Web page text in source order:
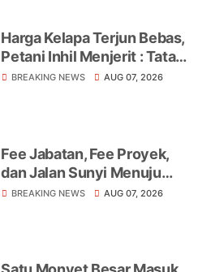
Harga Kelapa Terjun Bebas,
Petani Inhil Menjerit : Tata
Niaga, Monopoli hingga
BREAKING NEWS AUG 07, 2026
Fee Jabatan, Fee Proyek,
dan Jalan Sunyi Menuju
Operasi Tangkap Tangan
BREAKING NEWS AUG 07, 2026